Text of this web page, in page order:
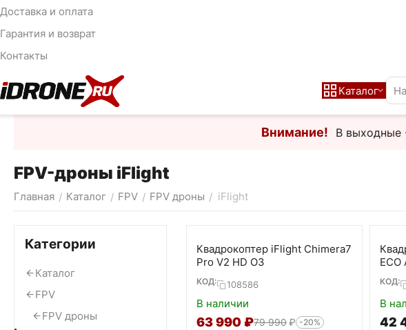
Доставка и оплата
Гарантия и возврат
Контакты
Каталог
Внимание! В выходные
FPV-дроны iFlight
Главная / Каталог / FPV / FPV дроны / iFlight
Категории
Каталог
FPV
FPV дроны
Квадрокоптер iFlight Chimera7
Pro V2 HD O3
КОД: 108586
В наличии
63 990 ₽79 990₽ -20%
ECO
КОД:
В
42